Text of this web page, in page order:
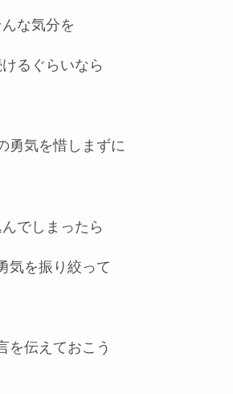
んな気分を
るぐらいなら
勇気を惜しまずに
でしまったら
気を振り絞って
を伝えておこう